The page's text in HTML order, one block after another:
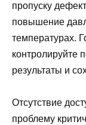
пропуску
повышение
температурах.
контролируйте
результаты и
Отсутствие
проблему